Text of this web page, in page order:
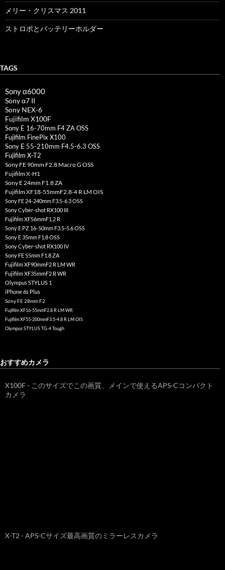
メリー・クリスマス 2011
ストロボとバッテリーホルダー
TAGS
Sony α6000
Sony α7 II
Sony NEX-6
Fujifilm X100F
Sony E 16-70mm F4 ZA OSS
Fujifilm FinePix X100
Sony E 55-210mm F4.5-6.3 OSS
Fujifilm X-T2
Sony FE 90mm F2.8 Macro G OSS
Fujifilm X-H1
Sony E 24mm F1.8 ZA
Fujifilm XF18-55mmF2.8-4 R LM OIS
Sony FE 24-240mm F3.5-6.3 OSS
Sony Cyber-shot RX100 III
Fujifilm XF56mmF1.2 R
Sony E PZ 16-50mm F3.5-5.6 OSS
Sony E 35mm F1.8 OSS
Sony Cyber-shot RX100 IV
Sony FE 55mm F1.8 ZA
Fujifilm XF90mmF2 R LM WR
Fujifilm XF35mmF2 R WR
Olympus STYLUS 1
iPhone 6s Plus
Sony FE 28mm F2
Fujifilm XF16-55mmF2.8 R LM WR
Fujifilm XF55-200mmF3.5-4.8 R LM OIS
Olympus STYLUS TG-4 Tough
おすすめカメラ
X100F - このサイズでこの画質、メインで使えるAPS-Cコンパクト
カメラ
X-T2 - APS-Cサイズ最高画質のミラーレスカメラ